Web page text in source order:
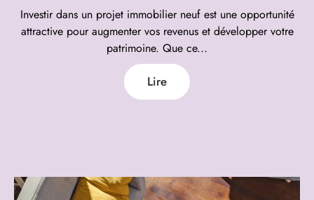
Investir dans un projet immobilier neuf est une opportunité
attractive pour augmenter vos revenus et développer votre
patrimoine. Que ce...
Lire